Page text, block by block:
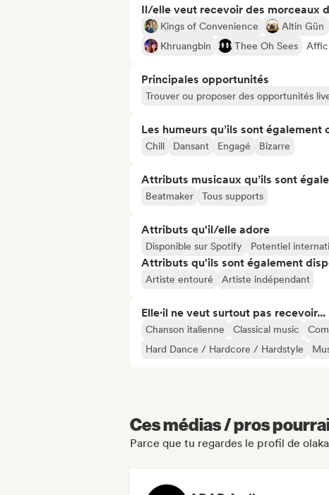
Il/elle veut recevoir des morceaux
Kings of Convenience Altin Gün
Khruangbin
Thee Oh Sees
Principales opportunités
Trouver ou proposer des opportunités
Les humeurs qu’ils sont également
Chill Dansant Engagé Bizarre
Attributs musicaux qu’ils sont
Beatmaker Tous supports
Attributs qu'il/elle adore
Disponible sur Spotify Potentiel
Attributs qu'ils sont également
Artiste entouré Artiste indépendant
Elle·il ne veut surtout pas recevoir...
Chanson italienne Classical music
Hard Dance / Hardcore / Hardstyle
Ces médias / pros
Parce que tu regardes le profil de